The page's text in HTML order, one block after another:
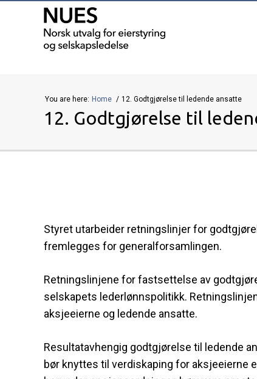
You are here: Home 12. Godtgjørelse til ledende ansatte
12. Godtgjørelse til
Styret utarbeider retningslinjer for
fremlegges for generalforsamlingen.
Retningslinjene for fastsettelse av
selskapets lederlønnspolitikk.
aksjeeierne og ledende ansatte.
Resultatavhengig godtgjørelse til ledende
bør knyttes til verdiskaping for aksjeeierne